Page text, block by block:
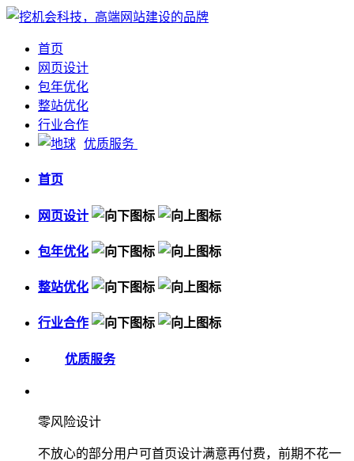
首页
网页设计
包年优化
整站优化
行业合作
优质服务
首页
网页设计
包年优化
整站优化
行业合作
优质服务
零风险设计
不放心的部分用户可首页设计满意再付费，前期不花一